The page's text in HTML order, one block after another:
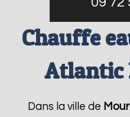
Chauffe
Atlantic
Dans la ville de